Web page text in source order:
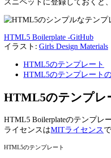
HTML5 Boilerplate -GitHub
イラスト: Girls Design Materials
HTML5のテンプレート
HTML5のテンプレート
HTML5のテンプレ
HTML5 Boilerplateのテンプレ
ライセンスはMITライセンス
HTML5のテンプレート